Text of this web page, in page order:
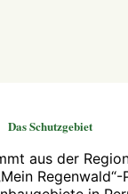
Das Schutzgebiet
aus der